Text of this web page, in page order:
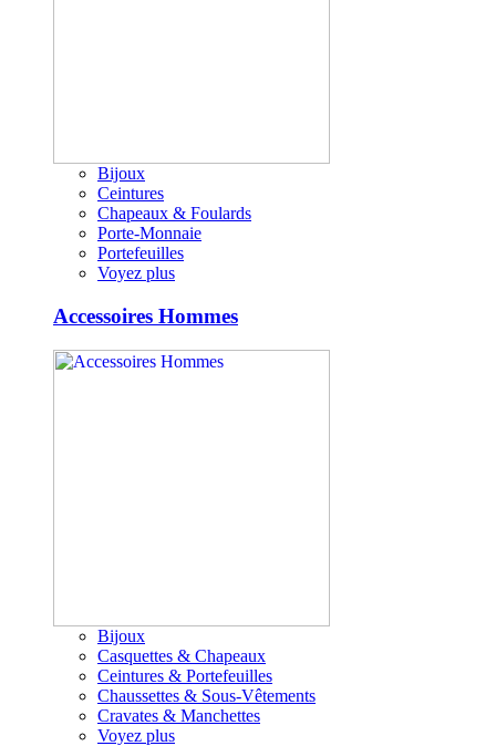
Bijoux
Ceintures
Chapeaux & Foulards
Porte-Monnaie
Portefeuilles
Voyez plus
Accessoires Hommes
Bijoux
Casquettes & Chapeaux
Ceintures & Portefeuilles
Chaussettes & Sous-Vêtements
Cravates & Manchettes
Voyez plus